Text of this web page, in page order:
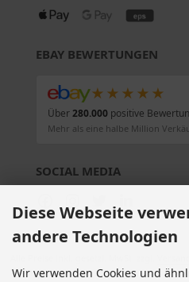
EBAY BEWERTUNGEN
★★★★★
Über280.000positive
Mehr als eine halbe Million
SOCIAL MEDIA
entsprechen dem bisherigen Preis bei
Diese Webseite
andere Technologien
Wir verwenden Cookies und